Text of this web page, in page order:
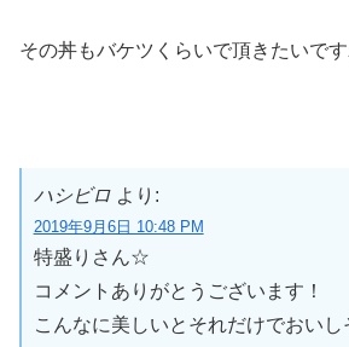
その丼もバケツくらいで頂きたいです
ハシビロ より:
2019年9月6日 10:48 PM
特盛りさん☆
コメントありがとうございます！
こんなに美しいとそれだけでおいし